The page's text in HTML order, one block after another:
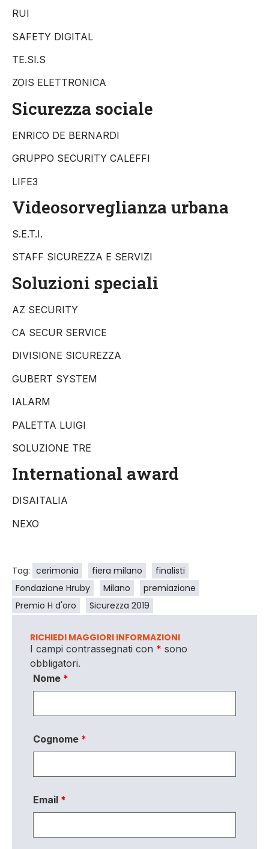
RUI
SAFETY DIGITAL
TE.SI.S
ZOIS ELETTRONICA
Sicurezza sociale
ENRICO DE BERNARDI
GRUPPO SECURITY CALEFFI
LIFE3
Videosorveglianza urbana
S.E.T.I.
STAFF SICUREZZA E SERVIZI
Soluzioni speciali
AZ SECURITY
CA SECUR SERVICE
DIVISIONE SICUREZZA
GUBERT SYSTEM
IALARM
PALETTA LUIGI
SOLUZIONE TRE
International award
DISAITALIA
NEXO
Tag: cerimonia fiera milano
finalisti
Fondazione Hruby
Milano
premiazione
Premio H d'oro
Sicurezza 2019
RICHIEDI MAGGIORI INFORMAZIONI
I campi contrassegnati con * sono
obbligatori.
Nome *
Cognome *
Email *